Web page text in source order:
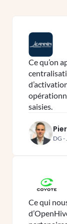
Ce qu’on
saisies.
DG
Ce qui